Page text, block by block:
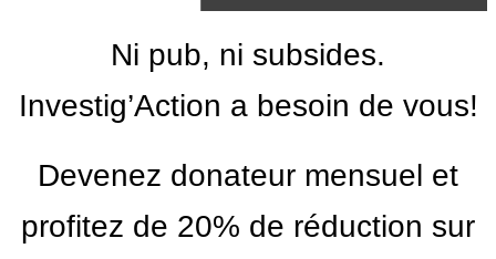
Ni pub, ni subsides.
Investig’Action a besoin de vous!
Devenez donateur mensuel et
profitez de 20% de réduction sur